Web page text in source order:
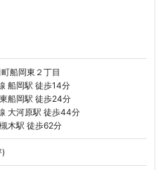
船岡東２丁目
船岡駅 徒歩14分
船岡駅 徒歩24分
大河原駅 徒歩44分
木駅 徒歩62分